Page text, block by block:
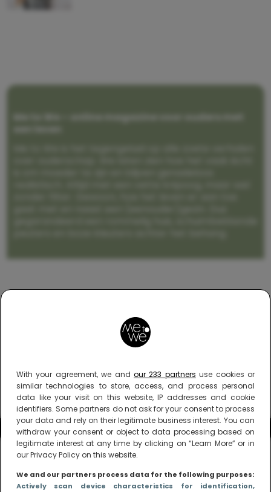
With your agreement, we and our 233 partners use cookies or
similar technologies to store, access, and process personal
data like your visit on this website, IP addresses and cookie
identifiers. Some partners do not ask for your consent to process
your data and rely on their legitimate business interest. You can
withdraw your consent or object to data processing based on
legitimate interest at any time by clicking on “Learn More” or in
our Privacy Policy on this website.
We and our partners process data for the following purposes:
Actively scan device characteristics for identification,
Me to We – online magazine voor ouders met